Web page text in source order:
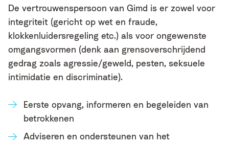
De vertrouwenspersoon van Gimd is er zowel voor
integriteit (gericht op wet en fraude,
klokkenluidersregeling etc.) als voor ongewenste
omgangsvormen (denk aan grensoverschrijdend
gedrag zoals agressie/geweld, pesten, seksuele
intimidatie en discriminatie).
Eerste opvang, informeren en begeleiden van
betrokkenen
Adviseren en ondersteunen van het